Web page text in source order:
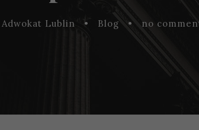
Adwokat Lublin • Blog • no